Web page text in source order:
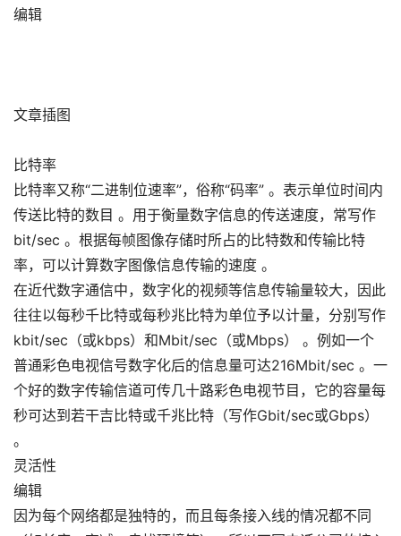
编辑
文章插图
比特率
比特率又称“二进制位速率”，俗称“码率” 。表示单位时间内
传送比特的数目 。用于衡量数字信息的传送速度，常写作
bit/sec 。根据每帧图像存储时所占的比特数和传输比特
率，可以计算数字图像信息传输的速度 。
在近代数字通信中，数字化的视频等信息传输量较大，因此
往往以每秒千比特或每秒兆比特为单位予以计量，分别写作
kbit/sec（或kbps）和Mbit/sec（或Mbps） 。例如一个
普通彩色电视信号数字化后的信息量可达216Mbit/sec 。一
个好的数字传输信道可传几十路彩色电视节目，它的容量每
秒可达到若干吉比特或千兆比特（写作Gbit/sec或Gbps）
。
灵活性
编辑
因为每个网络都是独特的，而且每条接入线的情况都不同